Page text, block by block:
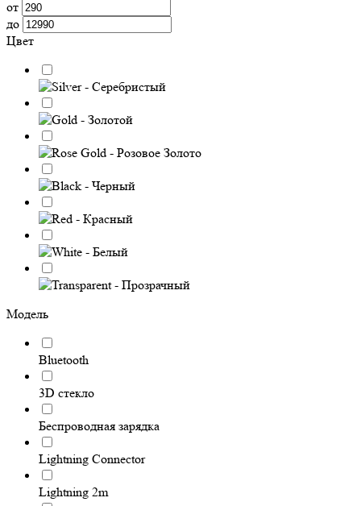
от
до
Цвет
Модель
Bluetooth
3D стекло
Беспроводная зарядка
Lightning Connector
Lightning 2m